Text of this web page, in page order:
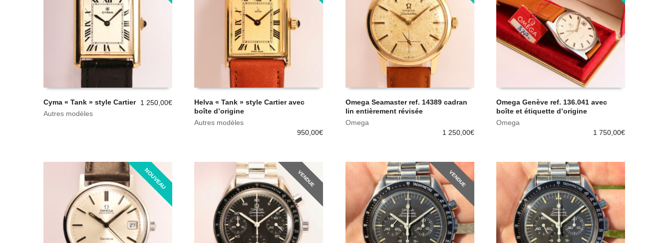
Cyma « Tank » style Cartier
Autres modèles
1 250,00€
Helva « Tank » style Cartier avec
boîte d’origine
Autres modèles
950,00€
Omega Seamaster ref. 14389 cadran
lin entièrement révisée
Omega
1 250,00€
Omega Genève ref. 136.041 avec
boîte et étiquette d’origine
Omega
1 750,00€
NOUVEAU VENDUE VENDUE